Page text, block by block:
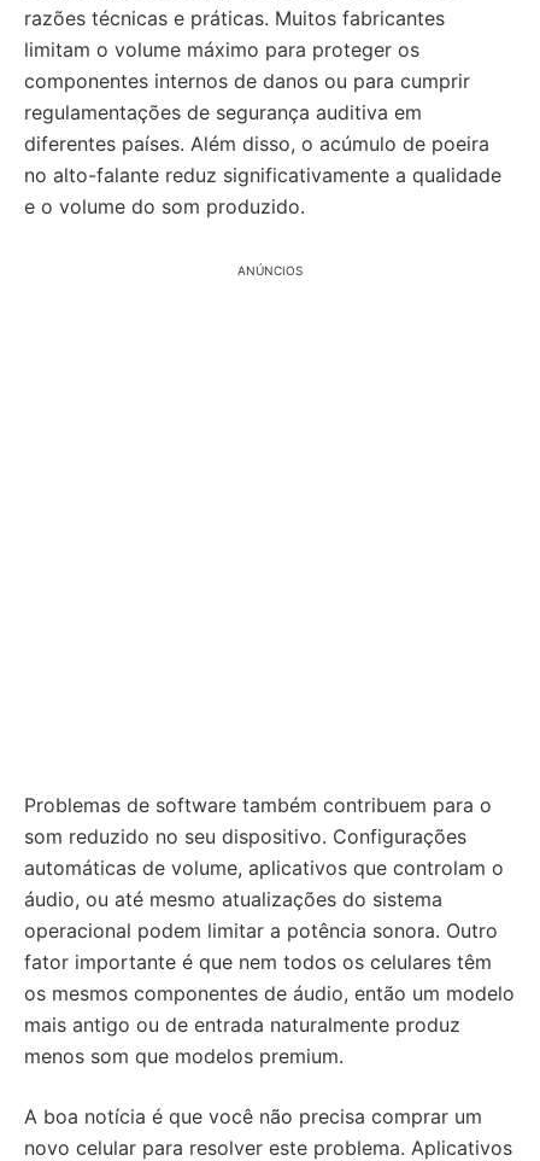
razões técnicas e práticas. Muitos fabricantes
limitam o volume máximo para proteger os
componentes internos de danos ou para cumprir
regulamentações de segurança auditiva em
diferentes países. Além disso, o acúmulo de poeira
no alto-falante reduz significativamente a qualidade
e o volume do som produzido.
ANÚNCIOS
Problemas de software também contribuem para o
som reduzido no seu dispositivo. Configurações
automáticas de volume, aplicativos que controlam o
áudio, ou até mesmo atualizações do sistema
operacional podem limitar a potência sonora. Outro
fator importante é que nem todos os celulares têm
os mesmos componentes de áudio, então um modelo
mais antigo ou de entrada naturalmente produz
menos som que modelos premium.
A boa notícia é que você não precisa comprar um
novo celular para resolver este problema. Aplicativos